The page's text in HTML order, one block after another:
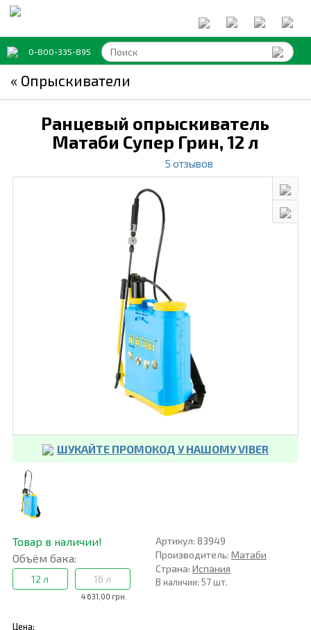
0-800-335-895
« Опрыскиватели
Ранцевый опрыскиватель
Матаби Супер Грин,12 л
5 отзывов
ШУКАЙТЕ ПРОМОКОД У НАШОМУ VIBER
Товар в наличии!
Объём бака:
12 л
4 631,00 грн.
16 л
Артикул: 83949
Производитель: Матаби
Страна: Испания
В наличии: 57 шт.
Цена: